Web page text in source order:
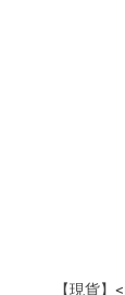
【現貨】